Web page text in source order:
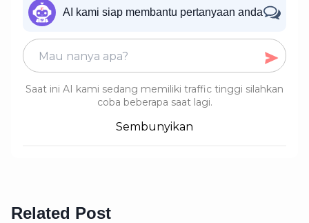
AI kami siap membantu pertanyaan anda
Saat ini AI kami sedang memiliki traffic tinggi silahkan
coba beberapa saat lagi.
Sembunyikan
Related Post